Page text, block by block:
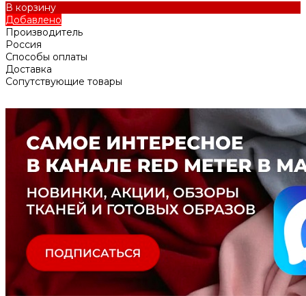
В корзину
Добавлено
Производитель
Россия
Способы оплаты
Доставка
Сопутствующие товары